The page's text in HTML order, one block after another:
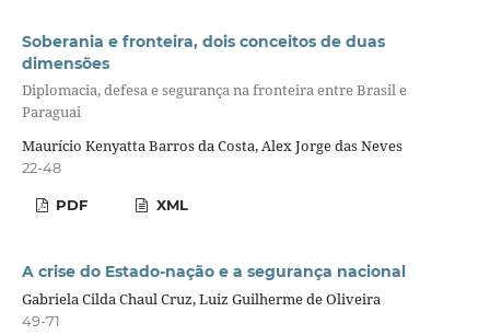
Soberania e fronteira, dois conceitos de duas
dimensões
Diplomacia, defesa e segurança na fronteira entre Brasil e
Paraguai
Maurício Kenyatta Barros da Costa, Alex Jorge das Neves
22-48
PDF XML
A crise do Estado-nação e a segurança nacional
Gabriela Cilda Chaul Cruz, Luiz Guilherme de Oliveira
49-71